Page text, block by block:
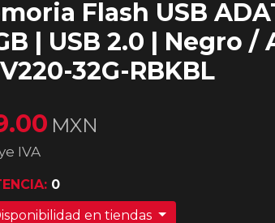
Flash USB
| USB 2.0 | Negro /
32G-RBKBL
MXN
IVA
0
en tiendas